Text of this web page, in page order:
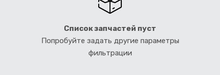
Список запчастей пуст
Попробуйте задать другие параметры
фильтрации